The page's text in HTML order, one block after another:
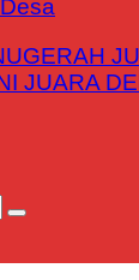
JUARA